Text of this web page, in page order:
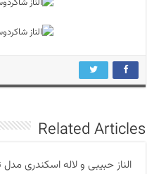
Related Articles
الناز حبیبی و لاله اسکندری